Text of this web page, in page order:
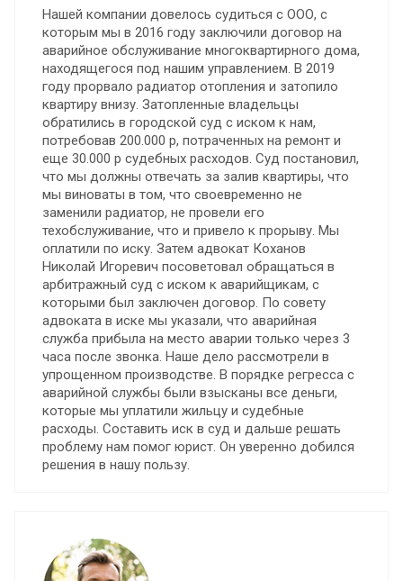
Нашей компании довелось судиться с ООО, с
которым мы в 2016 году заключили договор на
аварийное обслуживание многоквартирного дома,
находящегося под нашим управлением. В 2019
году прорвало радиатор отопления и затопило
квартиру внизу. Затопленные владельцы
обратились в городской суд с иском к нам,
потребовав 200.000 р, потраченных на ремонт и
еще 30.000 р судебных расходов. Суд постановил,
что мы должны отвечать за залив квартиры, что
мы виноваты в том, что своевременно не
заменили радиатор, не провели его
техобслуживание, что и привело к прорыву. Мы
оплатили по иску. Затем адвокат Коханов
Николай Игоревич посоветовал обращаться в
арбитражный суд с иском к аварийщикам, с
которыми был заключен договор. По совету
адвоката в иске мы указали, что аварийная
служба прибыла на место аварии только через 3
часа после звонка. Наше дело рассмотрели в
упрощенном производстве. В порядке регресса с
аварийной службы были взысканы все деньги,
которые мы уплатили жильцу и судебные
расходы. Составить иск в суд и дальше решать
проблему нам помог юрист. Он уверенно добился
решения в нашу пользу.